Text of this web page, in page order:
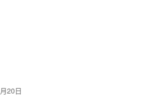
20日